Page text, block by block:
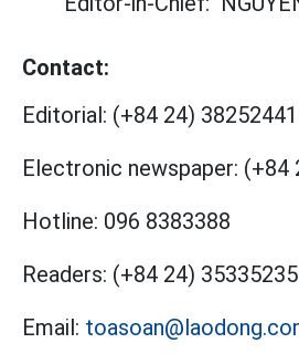
Contact:
Editorial: (+84 24) 38252441
Electronic newspaper: (+84
Hotline: 096 8383388
Readers: (+84 24) 35335235
Email: